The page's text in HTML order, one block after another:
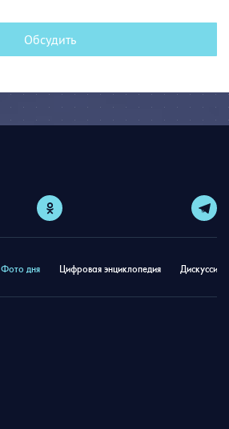
Обсудить
Фото дня Цифровая энциклопедия